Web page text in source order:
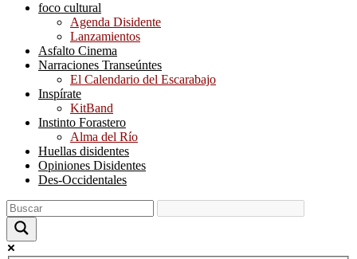
foco cultural
Agenda Disidente
Lanzamientos
Asfalto Cinema
Narraciones Transeúntes
El Calendario del Escarabajo
Inspírate
KitBand
Instinto Forastero
Alma del Río
Huellas disidentes
Opiniones Disidentes
Des-Occidentales